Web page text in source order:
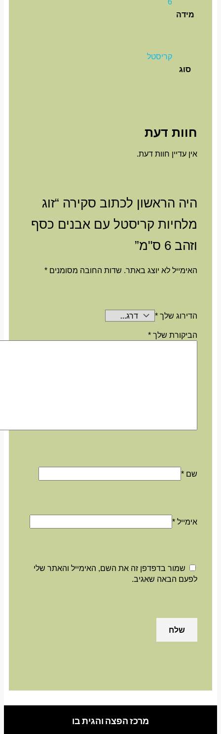
מידה
סוג
קריסטל
חוות דעת
אין עדיין חוות דעת.
היה הראשון לכתוב סקירה “זוג
מלחיות קריסטל עם אבנים כסף
וזהב 6 ס"מ”
האימייל לא יוצג באתר. שדות החובה מסומנים*
הדירוג שלך*
הביקורת שלך*
שם*
אימייל*
שמור בדפדפן זה את השם, האימייל והאתר שלי
לפעם הבאה שאגיב.
מרכז הפצה והגית בו